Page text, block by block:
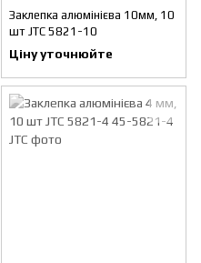
Заклепка алюмінієва 10мм, 10
шт JTC 5821-10
Ціну уточнюйте